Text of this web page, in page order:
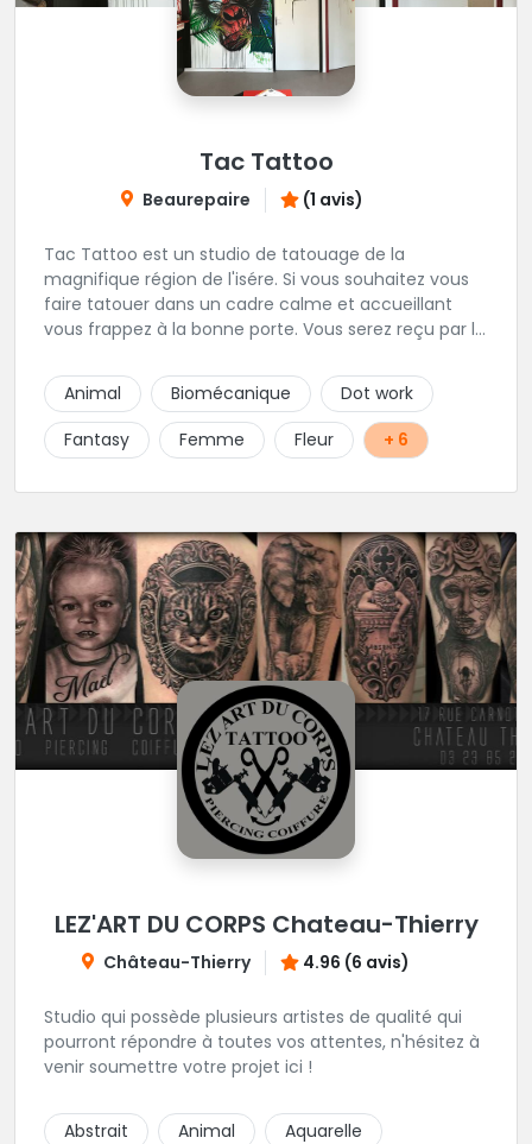
Tac Tattoo
Beaurepaire (1 avis)
Tac Tattoo est un studio de tatouage de la
magnifique région de l'isére. Si vous souhaitez vous
faire tatouer dans un cadre calme et accueillant
vous frappez à la bonne porte. Vous serez reçu par le
sympathique.
Animal Biomécanique
Dot work
Fantasy
Femme Fleur + 6
LEZ'ART DU CORPS Chateau-Thierry
Château-Thierry 4.96 (6 avis)
Studio qui possède plusieurs artistes de qualité qui
pourront répondre à toutes vos attentes, n'hésitez à
venir soumettre votre projet ici !
Abstrait Animal
Aquarelle